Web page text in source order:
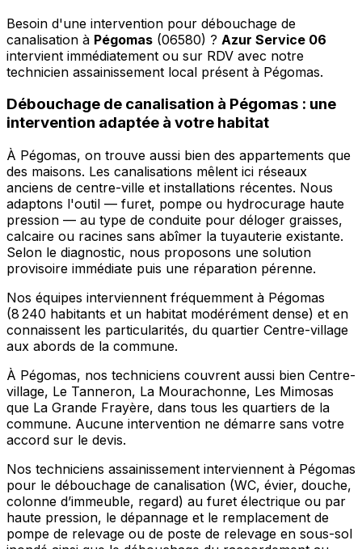
Besoin d'une intervention pour débouchage de
canalisation à Pégomas (06580) ? Azur Service 06
intervient immédiatement ou sur RDV avec notre
technicien assainissement local présent à Pégomas.
Débouchage de canalisation à Pégomas : une
intervention adaptée à votre habitat
À Pégomas, on trouve aussi bien des appartements que
des maisons. Les canalisations mêlent ici réseaux
anciens de centre-ville et installations récentes. Nous
adaptons l'outil — furet, pompe ou hydrocurage haute
pression — au type de conduite pour déloger graisses,
calcaire ou racines sans abîmer la tuyauterie existante.
Selon le diagnostic, nous proposons une solution
provisoire immédiate puis une réparation pérenne.
Nos équipes interviennent fréquemment à Pégomas
(8 240 habitants et un habitat modérément dense) et en
connaissent les particularités, du quartier Centre-village
aux abords de la commune.
À Pégomas, nos techniciens couvrent aussi bien Centre-
village, Le Tanneron, La Mourachonne, Les Mimosas
que La Grande Frayère, dans tous les quartiers de la
commune. Aucune intervention ne démarre sans votre
accord sur le devis.
Nos techniciens assainissement interviennent à Pégomas
pour le débouchage de canalisation (WC, évier, douche,
colonne d’immeuble, regard) au furet électrique ou par
haute pression, le dépannage et le remplacement de
pompe de relevage ou de poste de relevage en sous-sol